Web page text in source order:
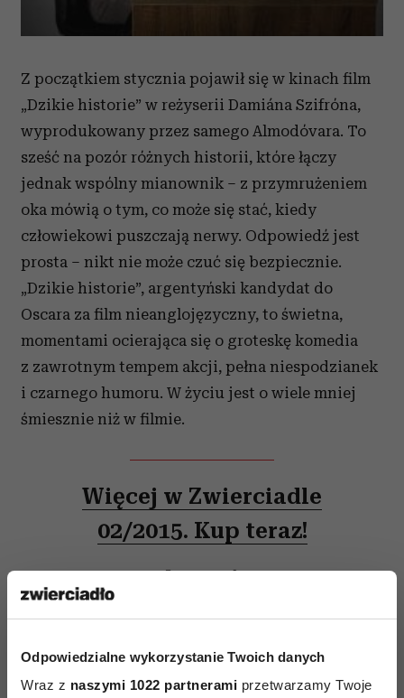
Odpowiedzialne wykorzystanie Twoich danych
Wraz z naszymi 1022 partnerami przetwarzamy Twoje
Z początkiem stycznia pojawił się w kinach film
„Dzikie historie” w reżyserii Damiána Szifróna,
wyprodukowany przez samego Almodóvara. To
sześć na pozór różnych historii, które łączy
jednak wspólny mianownik – z przymrużeniem
oka mówią o tym, co może się stać, kiedy
człowiekowi puszczają nerwy. Odpowiedź jest
prosta – nikt nie może czuć się bezpiecznie.
„Dzikie historie”, argentyński kandydat do
Oscara za film nieanglojęzyczny, to świetna,
momentami ocierająca się o groteskę komedia
z zawrotnym tempem akcji, pełna niespodzianek
i czarnego humoru. W życiu jest o wiele mniej
śmiesznie niż w filmie.
Więcej w Zwierciadle
02/2015. Kup teraz!
Zwierciadło także w wersji
elektronicznej